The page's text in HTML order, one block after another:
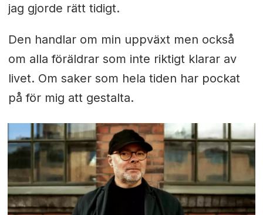
jag gjorde rätt tidigt.
Den handlar om min uppväxt men också
om alla föräldrar som inte riktigt klarar av
livet. Om saker som hela tiden har pockat
på för mig att gestalta.